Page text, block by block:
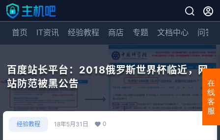
首页 IT资讯 经验教程 商店 专题 文档中心 问答
百度站长平台：2018俄罗斯世界杯临近，网
站防范被黑公告
经验教程 18年5月31日 0
在
线
客
服